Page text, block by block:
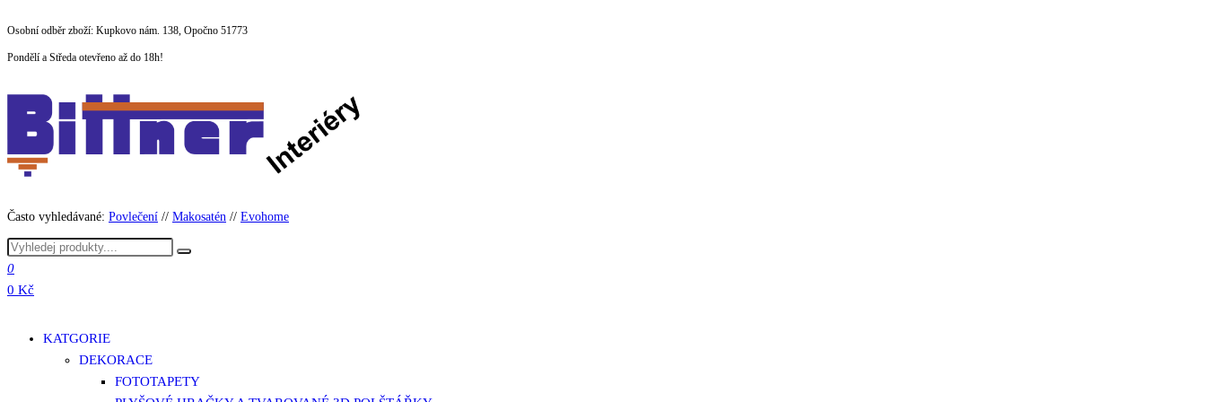
na
obsah
Osobní odběr zboží: Kupkovo nám. 138, Opočno 51773
Pondělí a Středa otevřeno až do 18h!
Často vyhledávané: Povlečení // Makosatén // Evohome
0
0 Kč
KATGORIE
DEKORACE
FOTOTAPETY